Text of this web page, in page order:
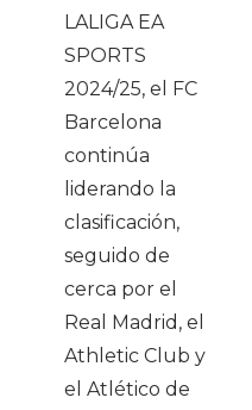
LALIGA EA
SPORTS
2024/25, el FC
Barcelona
continúa
liderando la
clasificación,
seguido de
cerca por el
Real Madrid, el
Athletic Club y
el Atlético de